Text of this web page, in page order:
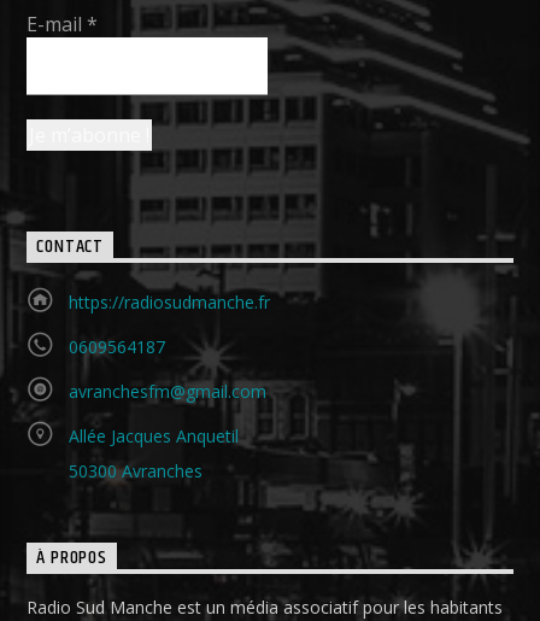
E-mail*
CONTACT
https://radiosudmanche.fr
0609564187
avranchesfm@gmail.com
Allée Jacques Anquetil
50300 Avranches
À PROPOS
Radio Sud Manche est un média associatif pour les habitants